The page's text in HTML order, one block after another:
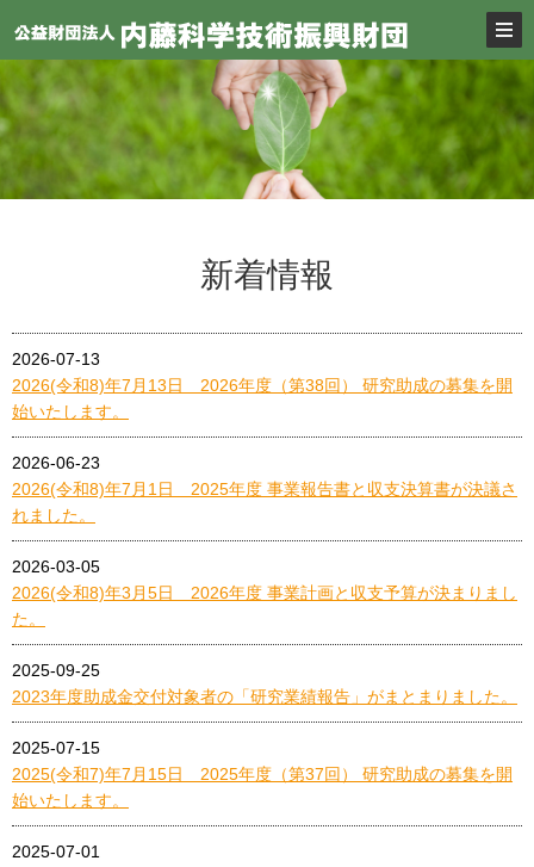
新着情報
2026-07-13
2026(令和8)年7月13日 2026年度（第38回） 研究助成の募集を開
始いたします。
2026-06-23
2026(令和8)年7月1日 2025年度 事業報告書と収支決算書が決議さ
れました。
2026-03-05
2026(令和8)年3月5日 2026年度 事業計画と収支予算が決まりまし
た。
2025-09-25
2023年度助成金交付対象者の「研究業績報告」がまとまりました。
2025-07-15
2025(令和7)年7月15日 2025年度（第37回） 研究助成の募集を開
始いたします。
2025-07-01